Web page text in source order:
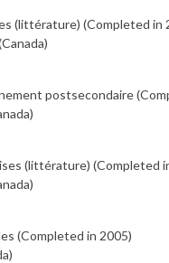
(littérature) (Completed in
postsecondaire
(littérature) (Completed
(Completed in 2005)